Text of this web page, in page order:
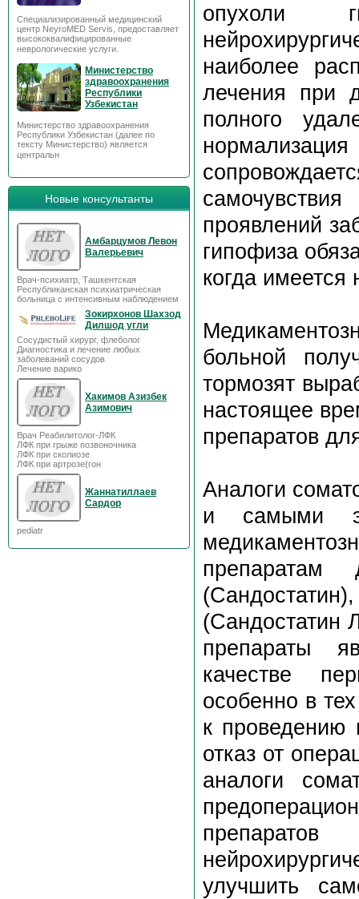
Специализированный медицинский
центр NeyroMED Servis, предоставляет
высококвалифицированные
неврологические услуги.
Министерство
здравоохранения
Республики
Узбекистан
Министерство здравоохранения
Республики Узбекистан (далее по
тексту Министерство) является
центральн
Новые консультанты
Амбарцумов Левон
Валерьевич
Врач-психиатр, Ташкентская
Республиканская психиатрическая
больница с интенсивным наблюдением
Зокирхонов Шахзод
Дилшод угли
Сосудистый хирург, флеболог
Диагностика и лечение любых
заболеваний сосудов
Лечение варико
Хакимов Азизбек
Азимович
Врач Реабилитолог-ЛФК
ЛФК при грыже позвоночника
ЛФК при сколиозе
ЛФК при артрозе(гон
Жаннатиллаев
Сардор
pediatr
опухоли
наиболее
лечения при
полного
проявлений
гипофиза
когда
больной
тормозят
настоящее
препаратов
Аналоги
и самыми
препаратам
(Сандостатин
препараты
качестве
особенно в
к проведению
отказ от
аналоги
улучшить